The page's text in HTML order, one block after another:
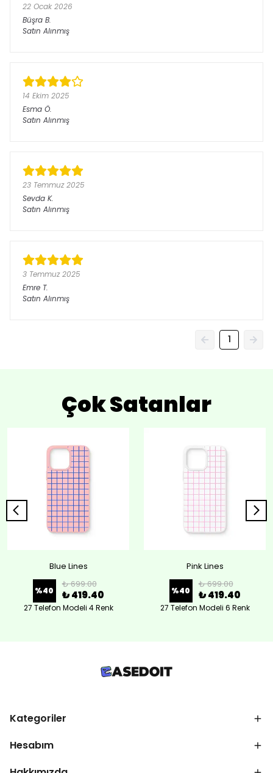
22 Ocak 2026
Büşra B.
Satın Alınmış
14 Ekim 2025
Esma Ö.
Satın Alınmış
23 Temmuz 2025
Sevda K.
Satın Alınmış
3 Temmuz 2025
Emre T.
Satın Alınmış
1
Çok Satanlar
Blue Lines
%40
₺ 699.00
₺ 419.40
27 Telefon Modeli 4 Renk
Pink Lines
%40
₺ 699.00
₺ 419.40
27 Telefon Modeli 6 Renk
Kategoriler
Hesabım